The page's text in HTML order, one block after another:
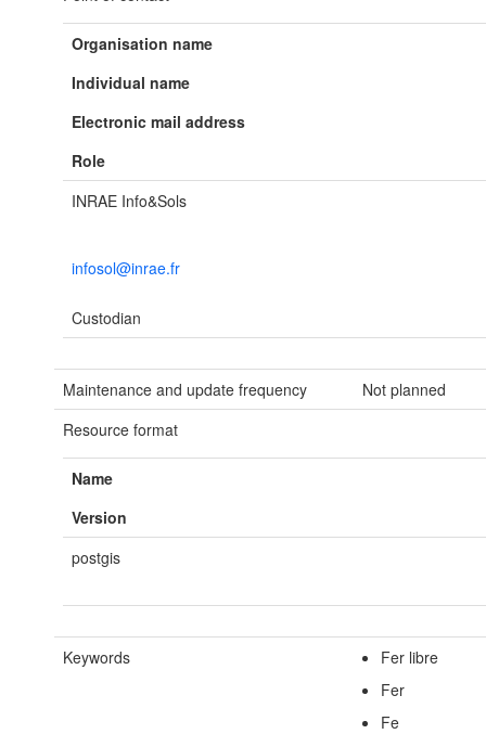
Organisation name
Individual name
Electronic mail address
Role
INRAE Info&Sols
infosol@inrae.fr
Custodian
Maintenance and update frequency
Not planned
Resource format
Name
Version
postgis
Keywords
Fer libre
Fer
Fe